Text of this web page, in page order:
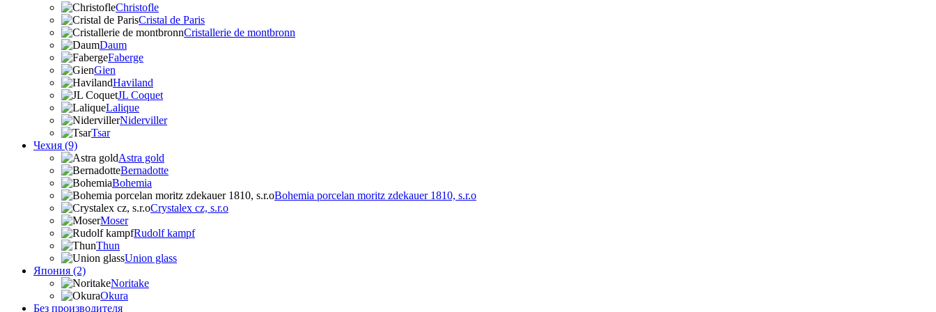
Christofle
Cristal de Paris
Cristallerie de montbronn
Daum
Faberge
Gien
Haviland
JL Coquet
Lalique
Niderviller
Tsar
Чехия (9)
Astra gold
Bernadotte
Bohemia
Bohemia porcelan moritz zdekauer 1810, s.r.o
Crystalex cz, s.r.o
Moser
Rudolf kampf
Thun
Union glass
Япония (2)
Noritake
Okura
Без производителя